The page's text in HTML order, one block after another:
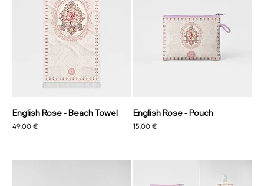
English Rose - Beach Towel
Prezzo
49,00 €
English Rose - Pouch
Prezzo
15,00 €